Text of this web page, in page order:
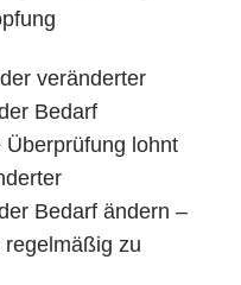
veränderter
Bedarf
lohnt
Bedarf ändern –
zu